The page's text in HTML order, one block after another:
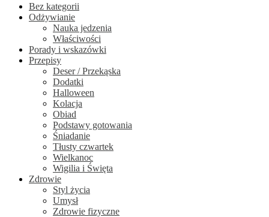
Bez kategorii
Odżywianie
Nauka jedzenia
Właściwości
Porady i wskazówki
Przepisy
Deser / Przekąska
Dodatki
Halloween
Kolacja
Obiad
Podstawy gotowania
Śniadanie
Tłusty czwartek
Wielkanoc
Wigilia i Święta
Zdrowie
Styl życia
Umysł
Zdrowie fizyczne